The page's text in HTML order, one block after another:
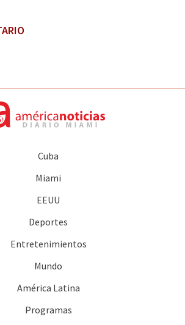
Cuba
Miami
EEUU
Deportes
Entretenimientos
Mundo
América Latina
Programas